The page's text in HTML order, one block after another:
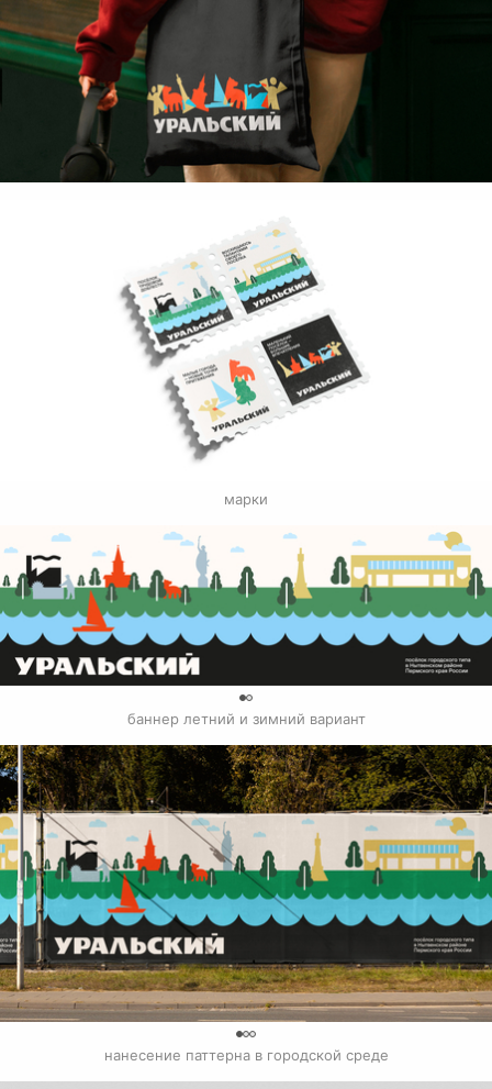
марки
баннер летний и зимний вариант
нанесение паттерна в городской среде